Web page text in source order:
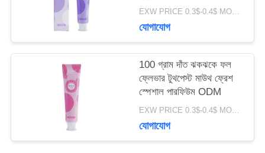
EXW PRICE 0.3$-0.4$ MOQ:500pcs-30000pcs
যোগাযোগ
100 গ্রাম দাঁত ঝকঝকে ফল
ফ্লেভার টুথপেস্ট মাউথ ফ্রেশ
স্পেশাল পারফিউম ODM
EXW PRICE 0.3$-0.4$ MOQ:500pcs-30000pcs
যোগাযোগ